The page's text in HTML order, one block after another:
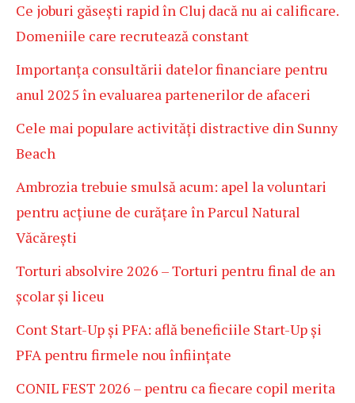
Ce joburi găsești rapid în Cluj dacă nu ai calificare.
Domeniile care recrutează constant
Importanța consultării datelor financiare pentru
anul 2025 în evaluarea partenerilor de afaceri
Cele mai populare activități distractive din Sunny
Beach
Ambrozia trebuie smulsă acum: apel la voluntari
pentru acțiune de curățare în Parcul Natural
Văcărești
Torturi absolvire 2026 – Torturi pentru final de an
școlar și liceu
Cont Start-Up și PFA: află beneficiile Start-Up și
PFA pentru firmele nou înființate
CONIL FEST 2026 – pentru ca fiecare copil merita